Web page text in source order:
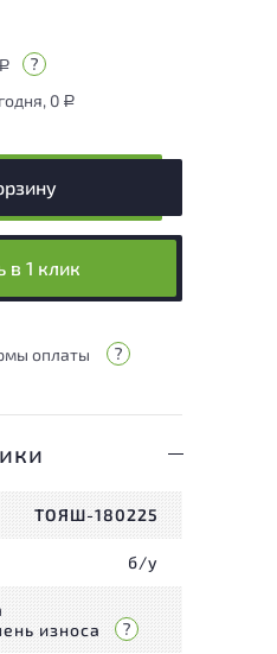
Р
0 Р
в 1 клик
оплаты
ТОЯШ-180225
б/у
износа